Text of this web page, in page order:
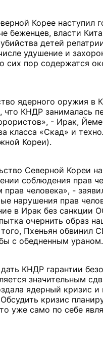
Корее наступил
беженцев, власти
детей
удушение и
пор содержатся
ядерного оружия
что КНДР занималась
- Ирак,
класса «Скад» и
Кореи).
Северной Кореи
соблюдения прав
прав человека», -
нарушения прав
в Ирак без
очернить образ
Пхеньян
с обедненным ураном.
КНДР гарантии
значительным
ядерный кризис
кризис
уже само по себе